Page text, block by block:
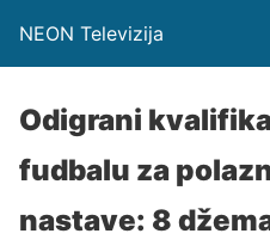
NEON Televizija
Odigrani
fudbalu za
nastave: 8